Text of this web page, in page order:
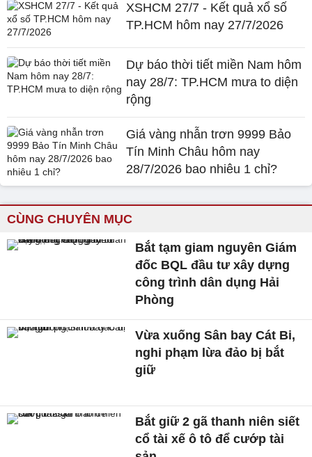
XSHCM 27/7 - Kết quả xổ số
TP.HCM hôm nay 27/7/2026
Dự báo thời tiết miền Nam hôm
nay 28/7: TP.HCM mưa to diện
rộng
Giá vàng nhẫn trơn 9999 Bảo
Tín Minh Châu hôm nay
28/7/2026 bao nhiêu 1 chỉ?
CÙNG CHUYÊN MỤC
Bắt tạm giam nguyên Giám
đốc BQL đầu tư xây dựng
công trình dân dụng Hải
Phòng
Vừa xuống Sân bay Cát Bi,
nghi phạm lừa đảo bị bắt
giữ
Bắt giữ 2 gã thanh niên siết
cổ tài xế ô tô để cướp tài